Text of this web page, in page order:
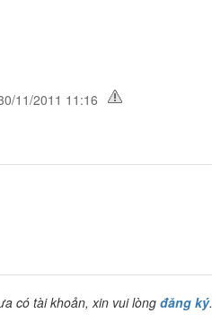
11/2011 11:16
có tài khoản, xin vui lòngđăng ký.